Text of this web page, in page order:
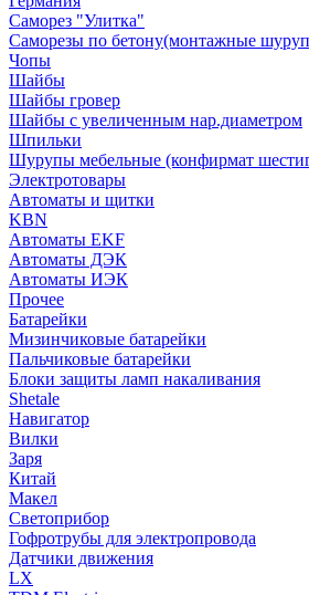
Саморез "Улитка"
Саморезы по бетону(монтажные
Чопы
Шайбы
Шайбы гровер
Шайбы с увеличенным нар.диаметром
Шпильки
Шурупы мебельные (конфирмат
Электротовары
Автоматы и щитки
KBN
Автоматы EKF
Автоматы ДЭК
Автоматы ИЭК
Прочее
Батарейки
Мизинчиковые батарейки
Пальчиковые батарейки
Блоки защиты ламп накаливания
Shetale
Навигатор
Вилки
Заря
Китай
Макел
Светоприбор
Гофротрубы для электропровода
Датчики движения
LX